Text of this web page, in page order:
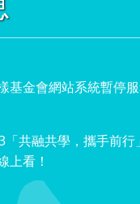
基金會網站系統暫停
「共融共學，攜手前
上看！